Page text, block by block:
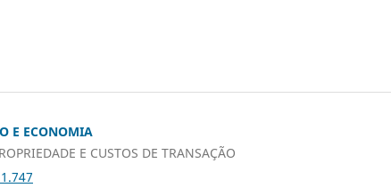
E ECONOMIA
E CUSTOS DE TRANSAÇÃO